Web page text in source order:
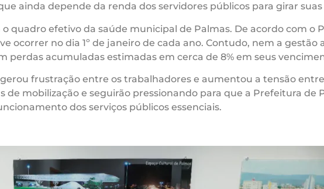
ainda depende da renda dos servidores públicos para girar
efetivo da saúde municipal de Palmas. De acordo com o
ocorrer no dia 1º de janeiro de cada ano. Contudo, nem a
perdas acumuladas estimadas em cerca de 8% em seus
frustração entre os trabalhadores e aumentou a tensão
mobilização e seguirão pressionando para que a Prefeitura de
dos serviços públicos essenciais.